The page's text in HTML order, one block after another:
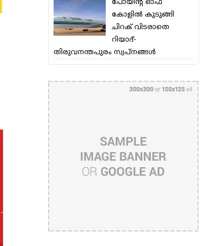
പോയിന്റ് ഓഫ്
കോളില്‍ കുടുങ്ങി
ചിറക് വിടരാതെ
റിയാദ്-
തിരുവനന്തപുരം സ്വപ്നങ്ങള്‍